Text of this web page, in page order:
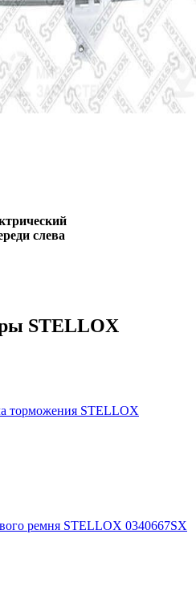
слева
STELLOX
торможения STELLOX
ремня STELLOX 0340667SX